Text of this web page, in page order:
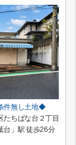
件無し土地◆
たちばな台２丁目
台」駅 徒歩26分